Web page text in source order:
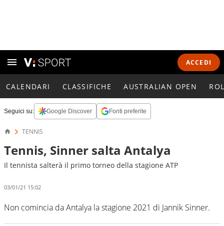
ACCEDI
CALENDARI CLASSIFICHE AUSTRALIAN OPEN
Seguici su: Google Discover Fonti preferite
TENNIS
Tennis, Sinner salta Antalya
Il tennista salterà il primo torneo della stagione ATP
03/01/21 15:02
Non comincia da Antalya la stagione 2021 di Jannik Sinner.